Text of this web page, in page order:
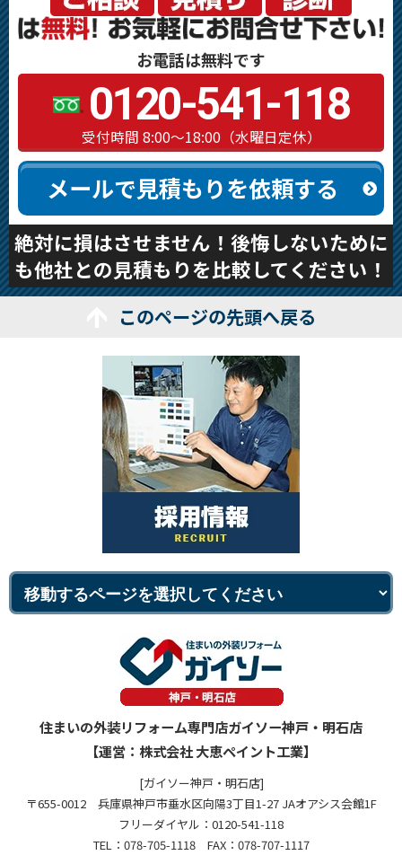
お電話は無料です
0120-541-118
受付時間 8:00～18:00（水曜日定休）
メールで見積もりを依頼する
絶対に損はさせません！後悔しないために
も他社との見積もりを比較してください！
このページの先頭へ戻る
住まいの外装リフォーム専門店ガイソー神戸・明石店
【運営：株式会社 大恵ペイント工業】
[ガイソー神戸・明石店]
〒655-0012 兵庫県神戸市垂水区向陽3丁目1-27 JAオアシス会館1F
フリーダイヤル：0120-541-118
TEL：078-705-1118 FAX：078-707-1117